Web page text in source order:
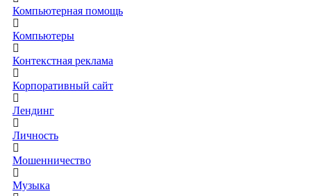
Компьютерная помощь
Компьютеры
Контекстная реклама
Корпоративный сайт
Лендинг
Личность
Мошенничество
Музыка